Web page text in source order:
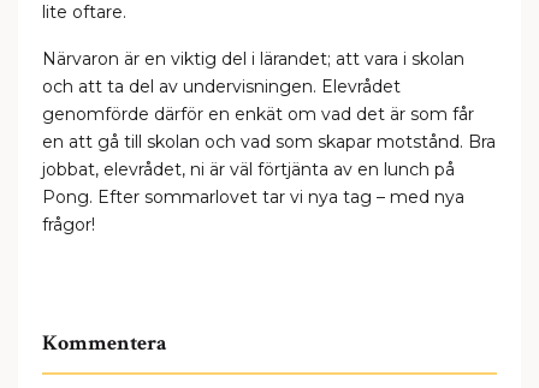
lite oftare.
Närvaron är en viktig del i lärandet; att vara i skolan
och att ta del av undervisningen. Elevrådet
genomförde därför en enkät om vad det är som får
en att gå till skolan och vad som skapar motstånd. Bra
jobbat, elevrådet, ni är väl förtjänta av en lunch på
Pong. Efter sommarlovet tar vi nya tag – med nya
frågor!
Kommentera